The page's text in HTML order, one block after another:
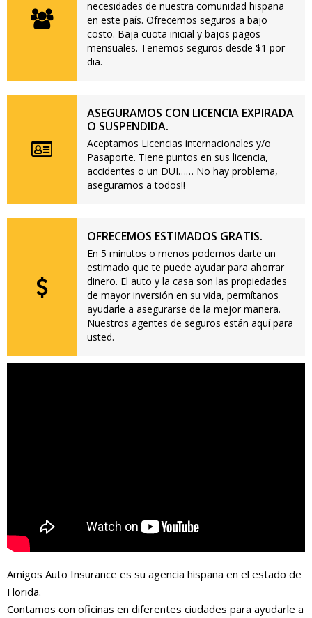
necesidades de nuestra comunidad hispana
en este país. Ofrecemos seguros a bajo
costo. Baja cuota inicial y bajos pagos
mensuales. Tenemos seguros desde $1 por
dia.
ASEGURAMOS CON LICENCIA EXPIRADA
O SUSPENDIDA.
Aceptamos Licencias internacionales y/o
Pasaporte. Tiene puntos en sus licencia,
accidentes o un DUI…… No hay problema,
aseguramos a todos!!
OFRECEMOS ESTIMADOS GRATIS.
En 5 minutos o menos podemos darte un
estimado que te puede ayudar para ahorrar
dinero. El auto y la casa son las propiedades
de mayor inversión en su vida, permítanos
ayudarle a asegurarse de la mejor manera.
Nuestros agentes de seguros están aquí para
usted.
Amigos Auto Insurance es su agencia hispana en el estado de
Florida.
Contamos con oficinas en diferentes ciudades para ayudarle a